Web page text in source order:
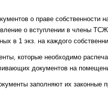
о праве собственности
о вступлении в члены
в 1 экз. на каждого
которые необходимо
документов на
заполняют их законные